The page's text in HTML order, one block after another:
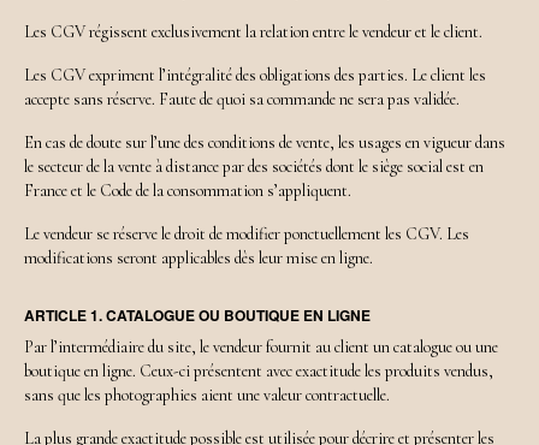
Les CGV régissent exclusivement la relation entre le vendeur et le client.
Les CGV expriment l’intégralité des obligations des parties. Le client les
accepte sans réserve. Faute de quoi sa commande ne sera pas validée.
En cas de doute sur l’une des conditions de vente, les usages en vigueur dans
le secteur de la vente à distance par des sociétés dont le siège social est en
France et le Code de la consommation s’appliquent.
Le vendeur se réserve le droit de modifier ponctuellement les CGV. Les
modifications seront applicables dès leur mise en ligne.
ARTICLE 1. CATALOGUE OU BOUTIQUE EN LIGNE
Par l’intermédiaire du site, le vendeur fournit au client un catalogue ou une
boutique en ligne. Ceux-ci présentent avec exactitude les produits vendus,
sans que les photographies aient une valeur contractuelle.
La plus grande exactitude possible est utilisée pour décrire et présenter les